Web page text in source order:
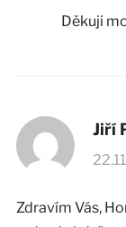
Děkuji
Jiří
Zdravím Vás,